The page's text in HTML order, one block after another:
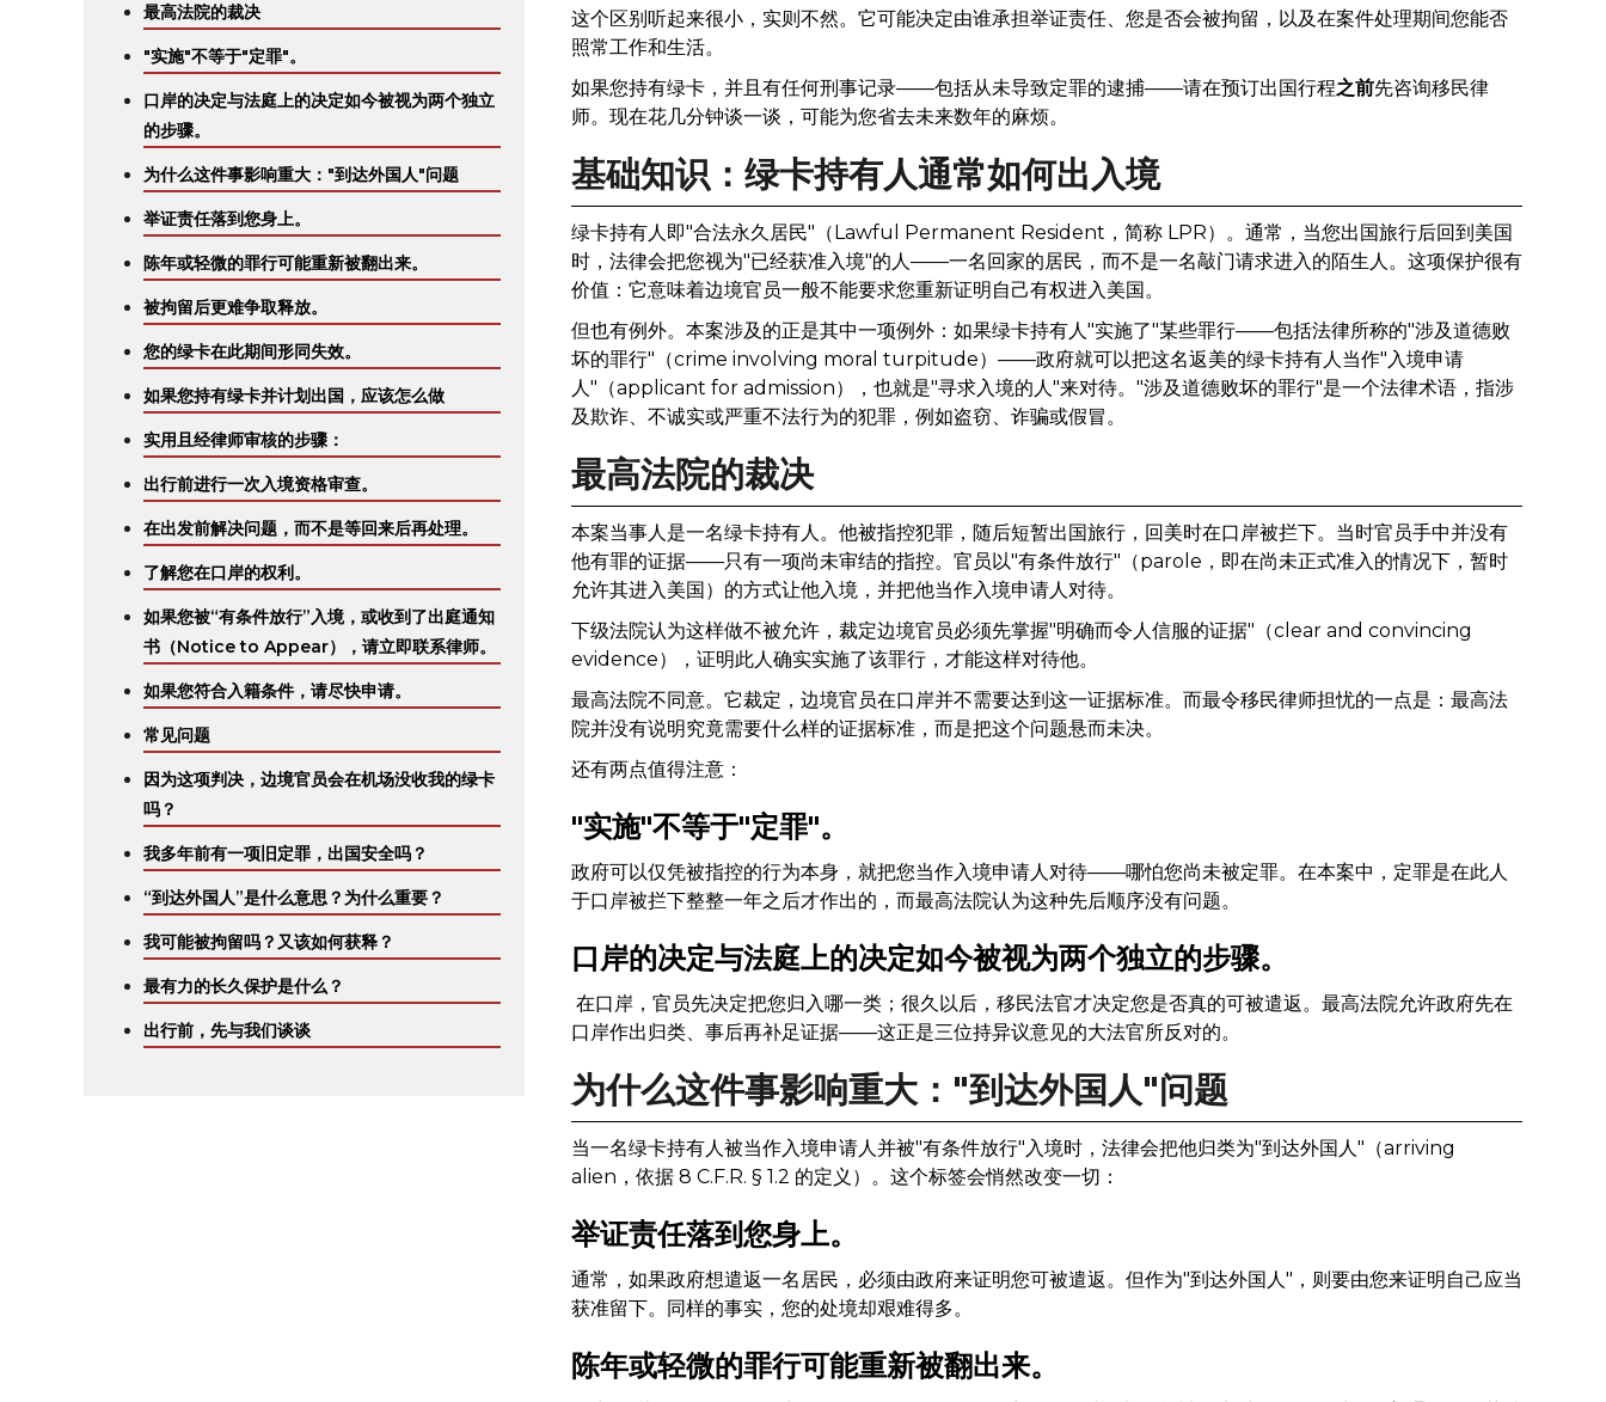
最高法院的裁决
"实施"不等于"定罪"。
口岸的决定与法庭上的决定如今被视为两个独立
的步骤。
为什么这件事影响重大："到达外国人"问题
举证责任落到您身上。
陈年或轻微的罪行可能重新被翻出来。
被拘留后更难争取释放。
您的绿卡在此期间形同失效。
如果您持有绿卡并计划出国，应该怎么做
实用且经律师审核的步骤：
出行前进行一次入境资格审查。
在出发前解决问题，而不是等回来后再处理。
了解您在口岸的权利。
如果您被“有条件放行”入境，或收到了出庭通知
书（Notice to Appear），请立即联系律师。
如果您符合入籍条件，请尽快申请。
常见问题
因为这项判决，边境官员会在机场没收我的绿卡
吗？
我多年前有一项旧定罪，出国安全吗？
“到达外国人”是什么意思？为什么重要？
我可能被拘留吗？又该如何获释？
最有力的长久保护是什么？
出行前，先与我们谈谈
这个区别听起来很小，实则不然。它可能决定由谁承担举证责任、您是否会被拘留，以及在案件处理期间您能否
照常工作和生活。
如果您持有绿卡，并且有任何刑事记录——包括从未导致定罪的逮捕——请在预订出国行程之前先咨询移民律
师。现在花几分钟谈一谈，可能为您省去未来数年的麻烦。
基础知识：绿卡持有人通常如何出入境
绿卡持有人即"合法永久居民"（Lawful Permanent Resident，简称 LPR）。通常，当您出国旅行后回到美国
时，法律会把您视为"已经获准入境"的人——一名回家的居民，而不是一名敲门请求进入的陌生人。这项保护很有
价值：它意味着边境官员一般不能要求您重新证明自己有权进入美国。
但也有例外。本案涉及的正是其中一项例外：如果绿卡持有人"实施了"某些罪行——包括法律所称的"涉及道德败
坏的罪行"（crime involving moral turpitude）——政府就可以把这名返美的绿卡持有人当作"入境申请
人"（applicant for admission），也就是"寻求入境的人"来对待。"涉及道德败坏的罪行"是一个法律术语，指涉
及欺诈、不诚实或严重不法行为的犯罪，例如盗窃、诈骗或假冒。
最高法院的裁决
本案当事人是一名绿卡持有人。他被指控犯罪，随后短暂出国旅行，回美时在口岸被拦下。当时官员手中并没有
他有罪的证据——只有一项尚未审结的指控。官员以"有条件放行"（parole，即在尚未正式准入的情况下，暂时
允许其进入美国）的方式让他入境，并把他当作入境申请人对待。
下级法院认为这样做不被允许，裁定边境官员必须先掌握"明确而令人信服的证据"（clear and convincing
evidence），证明此人确实实施了该罪行，才能这样对待他。
最高法院不同意。它裁定，边境官员在口岸并不需要达到这一证据标准。而最令移民律师担忧的一点是：最高法
院并没有说明究竟需要什么样的证据标准，而是把这个问题悬而未决。
还有两点值得注意：
"实施"不等于"定罪"。
政府可以仅凭被指控的行为本身，就把您当作入境申请人对待——哪怕您尚未被定罪。在本案中，定罪是在此人
于口岸被拦下整整一年之后才作出的，而最高法院认为这种先后顺序没有问题。
口岸的决定与法庭上的决定如今被视为两个独立的步骤。
在口岸，官员先决定把您归入哪一类；很久以后，移民法官才决定您是否真的可被遣返。最高法院允许政府先在
口岸作出归类、事后再补足证据——这正是三位持异议意见的大法官所反对的。
为什么这件事影响重大："到达外国人"问题
当一名绿卡持有人被当作入境申请人并被"有条件放行"入境时，法律会把他归类为"到达外国人"（arriving
alien，依据 8 C.F.R. § 1.2 的定义）。这个标签会悄然改变一切：
举证责任落到您身上。
通常，如果政府想遣返一名居民，必须由政府来证明您可被遣返。但作为"到达外国人"，则要由您来证明自己应当
获准留下。同样的事实，您的处境却艰难得多。
陈年或轻微的罪行可能重新被翻出来。